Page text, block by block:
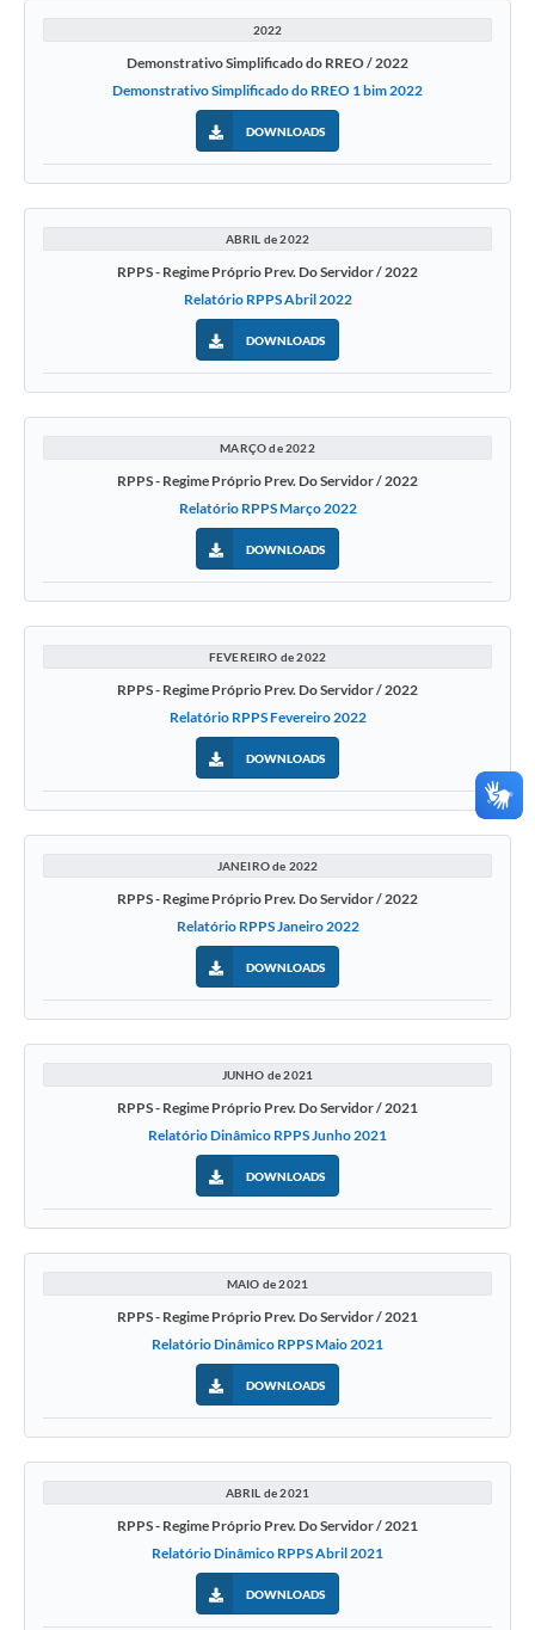
2022
Demonstrativo Simplificado do RREO / 2022
Demonstrativo Simplificado do RREO 1 bim 2022
DOWNLOADS
ABRIL de 2022
RPPS - Regime Próprio Prev. Do Servidor / 2022
Relatório RPPS Abril 2022
DOWNLOADS
MARÇO de 2022
RPPS - Regime Próprio Prev. Do Servidor / 2022
Relatório RPPS Março 2022
DOWNLOADS
FEVEREIRO de 2022
RPPS - Regime Próprio Prev. Do Servidor / 2022
Relatório RPPS Fevereiro 2022
DOWNLOADS
JANEIRO de 2022
RPPS - Regime Próprio Prev. Do Servidor / 2022
Relatório RPPS Janeiro 2022
DOWNLOADS
JUNHO de 2021
RPPS - Regime Próprio Prev. Do Servidor / 2021
Relatório Dinâmico RPPS Junho 2021
DOWNLOADS
MAIO de 2021
RPPS - Regime Próprio Prev. Do Servidor / 2021
Relatório Dinâmico RPPS Maio 2021
DOWNLOADS
ABRIL de 2021
RPPS - Regime Próprio Prev. Do Servidor / 2021
Relatório Dinâmico RPPS Abril 2021
DOWNLOADS